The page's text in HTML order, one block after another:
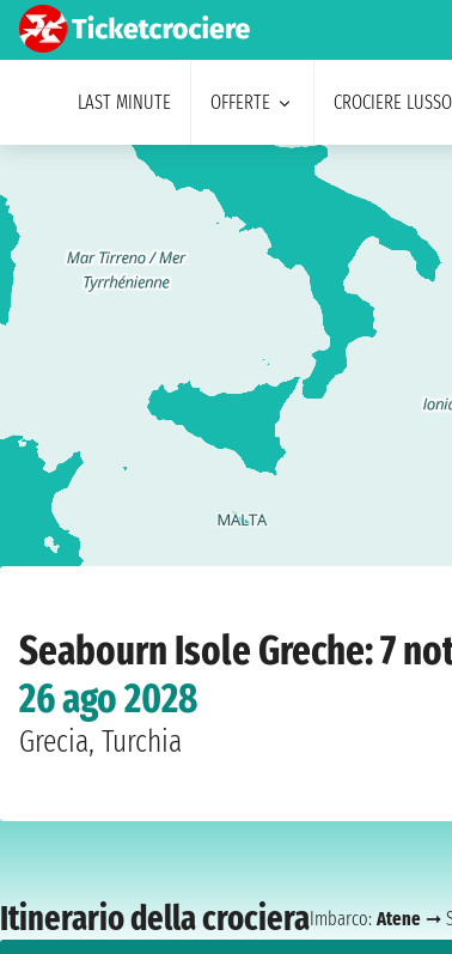
LAST MINUTE OFFERTE CROCIERE LUSSO
Seabourn Isole Greche: 7
26 ago 2028
Grecia, Turchia
Itinerario della crocieraImbarco: Atene ➞